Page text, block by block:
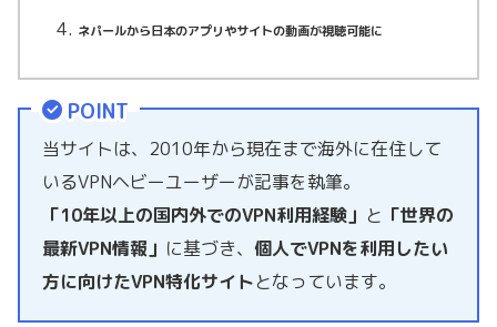
ネパールから日本のアプリやサイトの動画が視聴可能に
POINT
当サイトは、2010年から現在まで海外に在住して
いるVPNヘビーユーザーが記事を執筆。
「10年以上の国内外でのVPN利用経験」 と 「世界の
最新VPN情報」 に基づき、 個人でVPNを利用したい
方に向けたVPN特化サイトとなっています。